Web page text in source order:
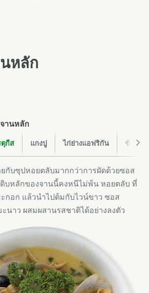
หลัก
านหลัก
กีส แกงปู ไก่ย่างแอฟริกัน ข้าวต้ม
กับซุปหอยตลับมากกว่าการผัดด้วยซอส
บหลักของจานนี้คงหนีไม่พ้น หอยตลับ ที่
กอก แล้วนำไปต้มกับไวน์ขาว ซอส
นาว ผสมผสานรสชาติได้อย่างลงตัว